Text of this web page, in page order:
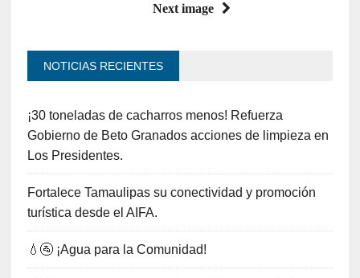
Next image
NOTICIAS RECIENTES
¡30 toneladas de cacharros menos! Refuerza
Gobierno de Beto Granados acciones de limpieza en
Los Presidentes.
Fortalece Tamaulipas su conectividad y promoción
turística desde el AIFA.
💧🚰 ¡Agua para la Comunidad!